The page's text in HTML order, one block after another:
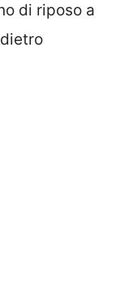
di riposo a